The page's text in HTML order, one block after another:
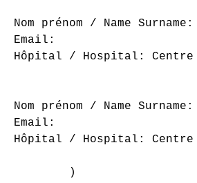
Nom prénom / Name
Email:
Hôpital / Hospital: Centre
Nom prénom / Name
Email:
Hôpital / Hospital: Centre
        )